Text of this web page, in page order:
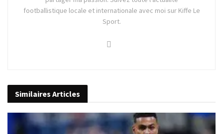
footballistique locale et internationale avec moi sur Kiffe Le
Sport.
Similaires Articles